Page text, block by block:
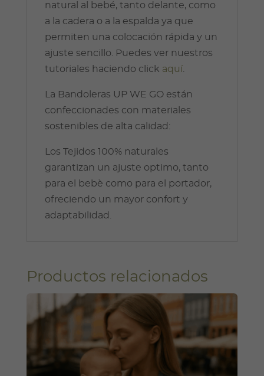
natural al bebé, tanto delante, como
a la cadera o a la espalda ya que
permiten una colocación rápida y un
ajuste sencillo. Puedes ver nuestros
tutoriales haciendo click aquí
La Bandoleras UP WE GO están
confeccionades con materiales
sostenibles de alta calidad:
Los Tejidos 100% naturales
garantizan un ajuste optimo, tanto
para el bebè como para el portador,
ofreciendo un mayor confort y
adaptabilidad.
Productos relacionados